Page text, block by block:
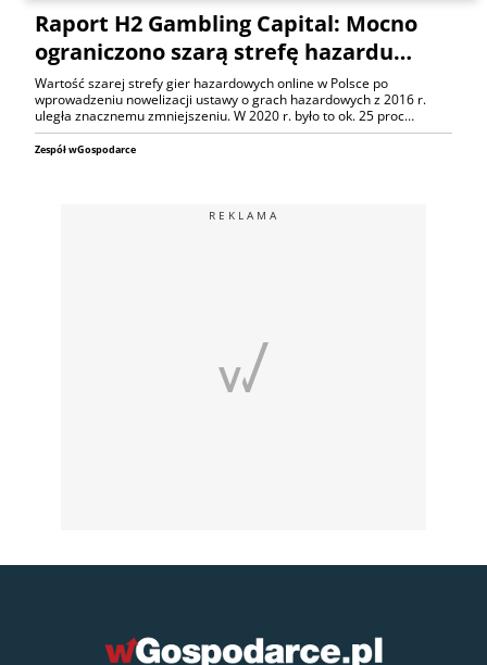
Raport H2 Gambling Capital: Mocno
ograniczono szarą strefę hazardu…
Wartość szarej strefy gier hazardowych online w Polsce po
wprowadzeniu nowelizacji ustawy o grach hazardowych z 2016 r.
uległa znacznemu zmniejszeniu. W 2020 r. było to ok. 25 proc…
Zespół wGospodarce
REKLAMA